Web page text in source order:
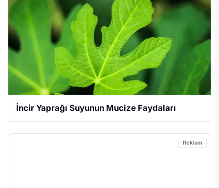
İncir Yaprağı Suyunun Mucize Faydaları
Reklam